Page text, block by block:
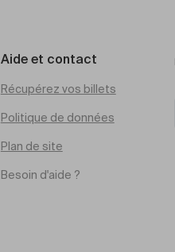
Aide et contact
Récupérez vos billets
Politique de données
Plan de site
Besoin d'aide ?